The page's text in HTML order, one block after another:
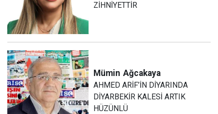
ZİHNİYETTİR
Mümin Ağcakaya
AHMED ARİF’İN DİYARINDA
DİYARBEKİR KALESİ ARTIK
HÜZÜNLÜ